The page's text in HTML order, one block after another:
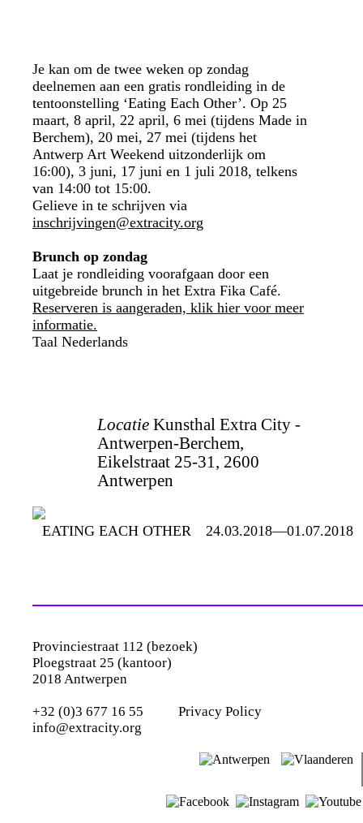
Je kan om de twee weken op zondag
deelnemen aan een gratis rondleiding in de
tentoonstelling ‘Eating Each Other’. Op 25
maart, 8 april, 22 april, 6 mei (tijdens Made in
Berchem), 20 mei, 27 mei (tijdens het
Antwerp Art Weekend uitzonderlijk om
16:00), 3 juni, 17 juni en 1 juli 2018, telkens
van 14:00 tot 15:00.
Gelieve in te schrijven via
inschrijvingen@extracity.org
Brunch op zondag
Laat je rondleiding voorafgaan door een
uitgebreide brunch in het Extra Fika Café.
Reserveren is aangeraden, klik hier voor meer
informatie.
Taal Nederlands
Locatie Kunsthal Extra City -
Antwerpen-Berchem,
Eikelstraat 25-31, 2600
Antwerpen
EATING EACH OTHER 24.03.2018—01.07.2018
Provinciestraat 112 (bezoek)
Ploegstraat 25 (kantoor)
2018 Antwerpen
+32 (0)3 677 16 55
info@extracity.org
Privacy Policy